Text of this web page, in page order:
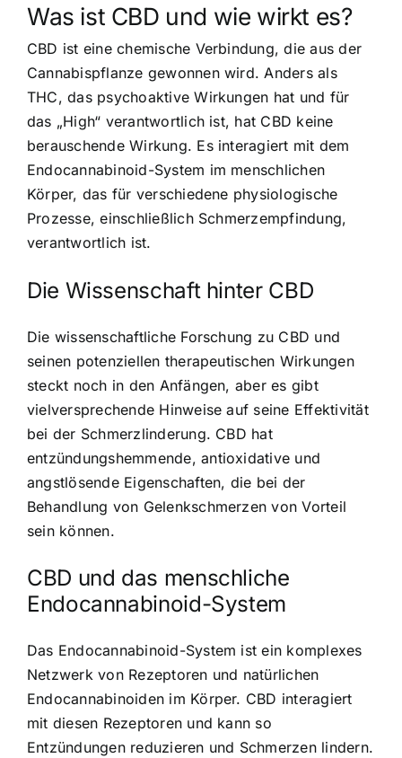
Was ist CBD und wie wirkt es?
CBD ist eine chemische Verbindung, die aus der
Cannabispflanze gewonnen wird. Anders als
THC, das psychoaktive Wirkungen hat und für
das „High“ verantwortlich ist, hat CBD keine
berauschende Wirkung. Es interagiert mit dem
Endocannabinoid-System im menschlichen
Körper, das für verschiedene physiologische
Prozesse, einschließlich Schmerzempfindung,
verantwortlich ist.
Die Wissenschaft hinter CBD
Die wissenschaftliche Forschung zu CBD und
seinen potenziellen therapeutischen Wirkungen
steckt noch in den Anfängen, aber es gibt
vielversprechende Hinweise auf seine Effektivität
bei der Schmerzlinderung. CBD hat
entzündungshemmende, antioxidative und
angstlösende Eigenschaften, die bei der
Behandlung von Gelenkschmerzen von Vorteil
sein können.
CBD und das menschliche
Endocannabinoid-System
Das Endocannabinoid-System ist ein komplexes
Netzwerk von Rezeptoren und natürlichen
Endocannabinoiden im Körper. CBD interagiert
mit diesen Rezeptoren und kann so
Entzündungen reduzieren und Schmerzen lindern.